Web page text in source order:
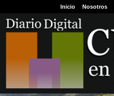
Inicio Nosotros